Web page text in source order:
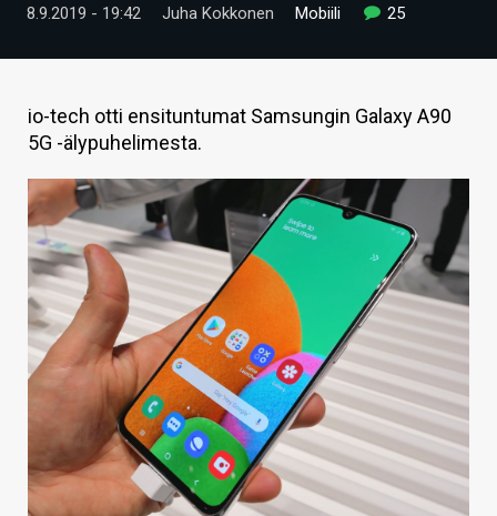
TIETOA
HINTA.FI
KAUPPA
VAIHDA TEEMA
HAKU
8.9.2019 - 19:42 Juha Kokkonen Mobiili 25
io-tech otti ensituntumat Samsungin Galaxy A90
5G -älypuhelimesta.